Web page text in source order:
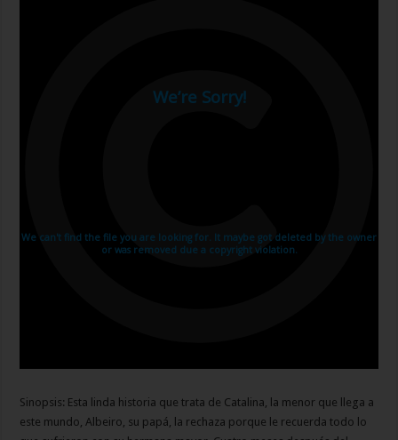
Sinopsis: Esta linda historia que trata de Catalina, la menor que llega a
este mundo, Albeiro, su papá, la rechaza porque le recuerda todo lo